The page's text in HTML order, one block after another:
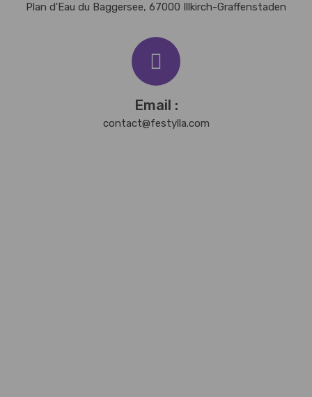
Plan d'Eau du Baggersee, 67000 Illkirch-Graffenstaden
Email :
contact@festylla.com